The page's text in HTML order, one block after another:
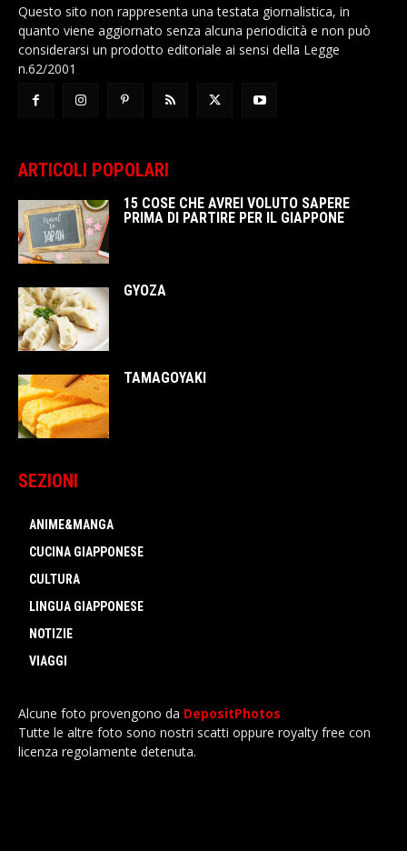
Questo sito non rappresenta una testata giornalistica, in
quanto viene aggiornato senza alcuna periodicità e non può
considerarsi un prodotto editoriale ai sensi della Legge
n.62/2001
ARTICOLI POPOLARI
15 COSE CHE AVREI VOLUTO SAPERE
PRIMA DI PARTIRE PER IL GIAPPONE
GYOZA
TAMAGOYAKI
SEZIONI
ANIME&MANGA
CUCINA GIAPPONESE
CULTURA
LINGUA GIAPPONESE
NOTIZIE
VIAGGI
Alcune foto provengono da DepositPhotos
Tutte le altre foto sono nostri scatti oppure royalty free con
licenza regolamente detenuta.